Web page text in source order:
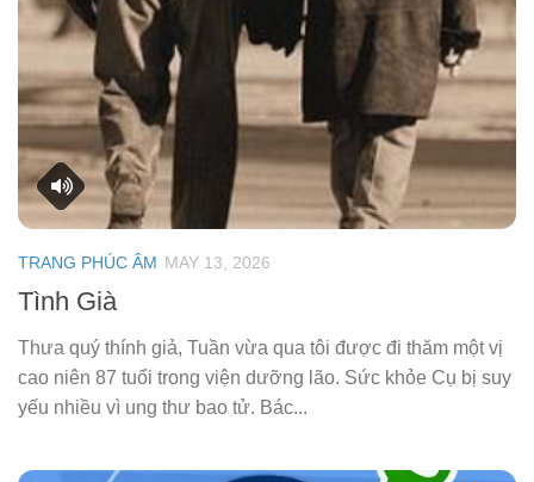
TRANG PHÚC ÂM MAY 13, 2026
Tình Già
Thưa quý thính giả, Tuần vừa qua tôi được đi thăm một vị
cao niên 87 tuổi trong viện dưỡng lão. Sức khỏe Cụ bị suy
yếu nhiều vì ung thư bao tử. Bác...